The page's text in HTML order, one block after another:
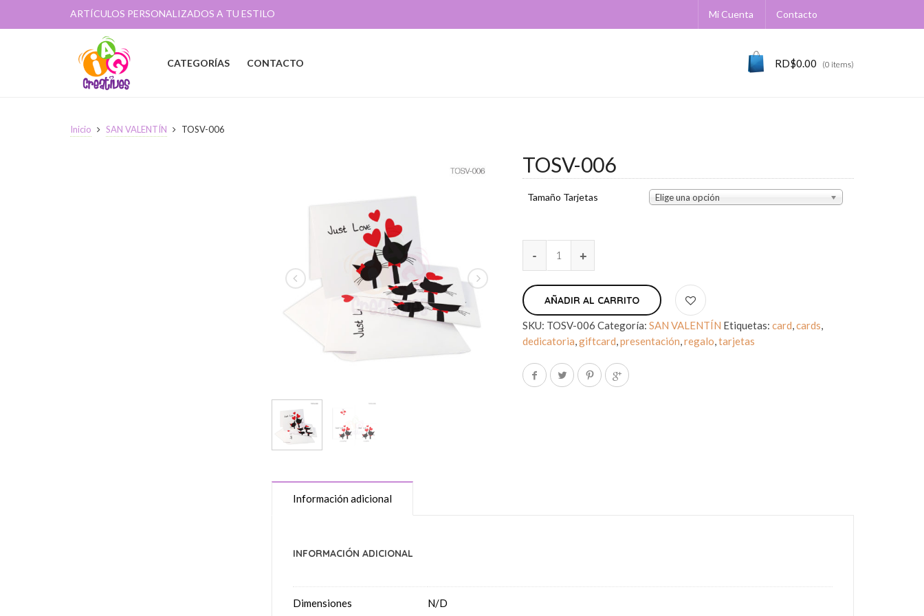
ARTÍCULOS PERSONALIZADOS A TU ESTILO Mi Cuenta Contacto
RD$0.00 (0 items)
CATEGORÍAS CONTACTO
Inicio SAN VALENTÍN TOSV-006
TOSV-006
Tamaño Tarjetas Elige una opción
AÑADIR AL CARRITO
SKU: TOSV-006 Categoría:SAN VALENTÍN Etiquetas:card,cards,
dedicatoria,giftcard,presentación,regalo,tarjetas
Información adicional
INFORMACIÓN ADICIONAL
Dimensiones N/D